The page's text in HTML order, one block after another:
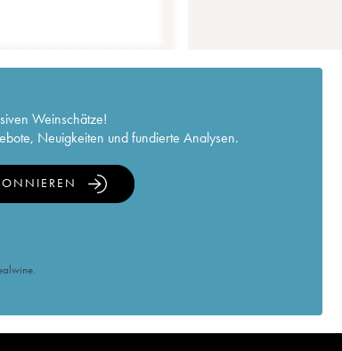
Weinschätze!
Neuigkeiten und fundierte Analysen.